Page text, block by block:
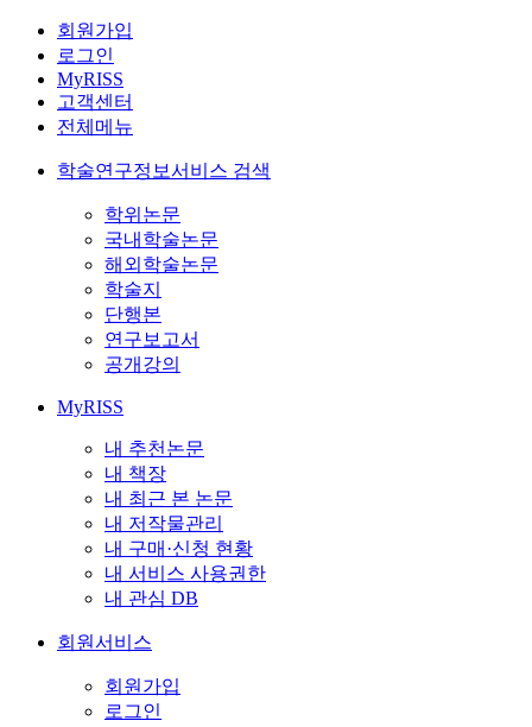
회원가입
로그인
MyRISS
고객센터
전체메뉴
학술연구정보서비스 검색
학위논문
국내학술논문
해외학술논문
학술지
단행본
연구보고서
공개강의
MyRISS
내 추천논문
내 책장
내 최근 본 논문
내 저작물관리
내 구매·신청 현황
내 서비스 사용권한
내 관심 DB
회원서비스
회원가입
로그인